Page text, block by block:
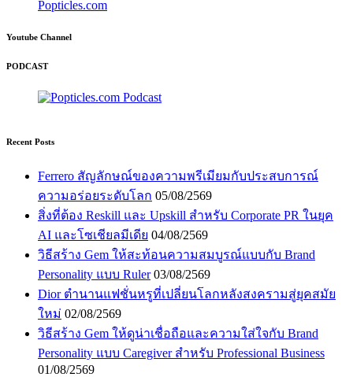
Popticles.com
Youtube Channel
PODCAST
Recent Posts
Ferrero สัญลักษณ์ของความพรีเมียมกับประสบการณ์
ความอร่อยระดับโลก 05/08/2569
สิ่งที่ต้อง Reskill และ Upskill สำหรับ Corporate PR ในยุค
AI และโซเชียลมีเดีย 04/08/2569
วิธีสร้าง Gem ให้สะท้อนความสมบูรณ์แบบกับ Brand
Personality แบบ Ruler 03/08/2569
Dior ตำนานแฟชั่นหรูที่เปลี่ยนโลกหลังสงครามสู่ยุคสมัย
ใหม่ 02/08/2569
วิธีสร้าง Gem ให้ดูน่าเชื่อถือและความใส่ใจกับ Brand
Personality แบบ Caregiver สำหรับ Professional Business
01/08/2569